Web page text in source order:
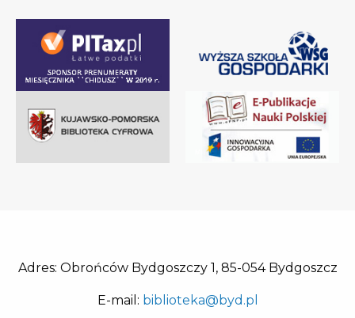
Adres: Obrońców Bydgoszczy 1, 85-054 Bydgoszcz
E-mail: biblioteka@byd.pl